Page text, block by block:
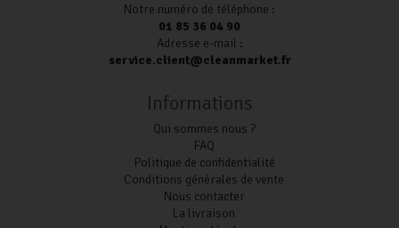
Notre numéro de téléphone :
01 85 36 04 90
Adresse e-mail :
service.client@cleanmarket.fr
Informations
Qui sommes nous ?
FAQ
Politique de confidentialité
Conditions générales de vente
Nous contacter
La livraison